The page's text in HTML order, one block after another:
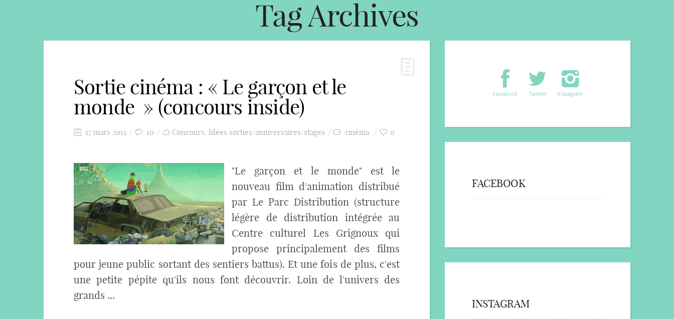
Tag Archives
Sortie cinéma : « Le garçon et le
monde » (concours inside)
17 mars 2015 10 Concours, Idées sorties/anniversaires/stages cinéma 0
"Le garçon et le monde" est le
nouveau film d'animation distribué
par Le Parc Distribution (structure
légère de distribution intégrée au
Centre culturel Les Grignoux qui
propose principalement des films
pour jeune public sortant des sentiers battus). Et une fois de plus, c'est
une petite pépite qu'ils nous font découvrir. Loin de l'univers des
grands ...
Facebook Twitter Instagram
FACEBOOK
INSTAGRAM